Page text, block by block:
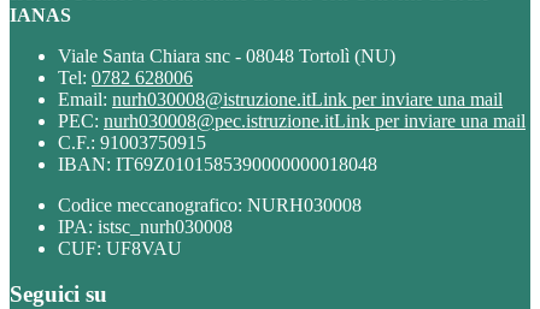
IANAS
Viale Santa Chiara snc - 08048 Tortolì (NU)
Tel: 0782 628006
Email: nurh030008@istruzione.itLink per inviare una mail
PEC: nurh030008@pec.istruzione.itLink per inviare una mail
C.F.: 91003750915
IBAN: IT69Z0101585390000000018048
Codice meccanografico: NURH030008
IPA: istsc_nurh030008
CUF: UF8VAU
Seguici su